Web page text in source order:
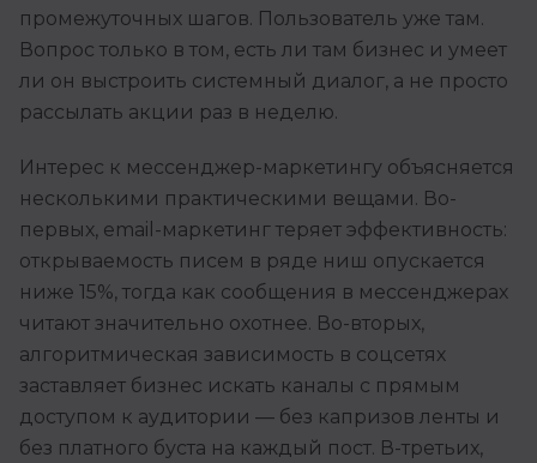
промежуточных шагов. Пользователь уже там.
Вопрос только в том, есть ли там бизнес и умеет
ли он выстроить системный диалог, а не просто
рассылать акции раз в неделю.
Интерес к мессенджер-маркетингу объясняется
несколькими практическими вещами. Во-
первых, email-маркетинг теряет эффективность:
открываемость писем в ряде ниш опускается
ниже 15%, тогда как сообщения в мессенджерах
читают значительно охотнее. Во-вторых,
алгоритмическая зависимость в соцсетях
заставляет бизнес искать каналы с прямым
доступом к аудитории — без капризов ленты и
без платного буста на каждый пост. В-третьих,
Soft Skills
ДПО
Детям
Акции и промокоды
Рейтинг онлайн-школ